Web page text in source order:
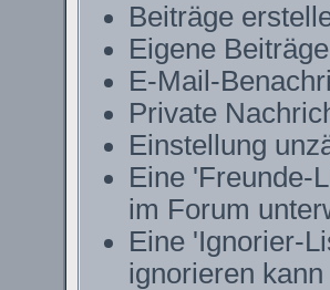
Beiträge
Eigene
E-Mail-
Private
Einstellung
Eine 'Freunde-
im Forum
Eine 'Ignorier-
ignorieren kann